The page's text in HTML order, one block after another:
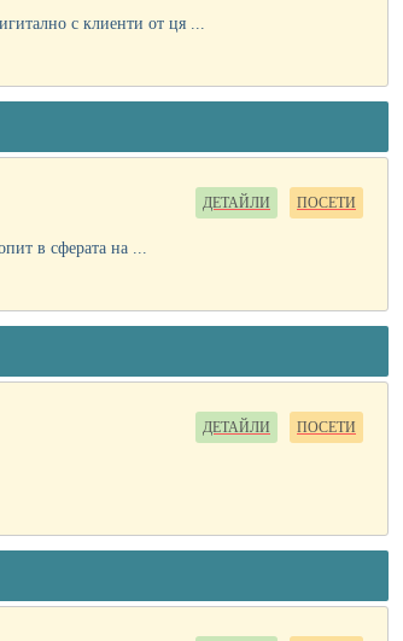
с клиенти от ця ...
ПОСЕТИ
ДЕТАЙЛИ
в сферата на ...
ПОСЕТИ
ДЕТАЙЛИ